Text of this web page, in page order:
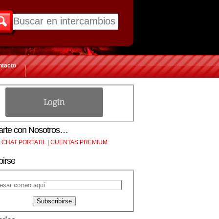
con Nosotros…
CHAT PORTATIL | CUENTAS PREMIUM